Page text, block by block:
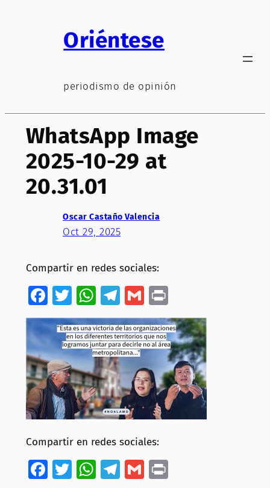
Oriéntese
periodismo de opinión
WhatsApp Image
2025-10-29 at
20.31.01
Oscar Castaño Valencia
Oct 29, 2025
Compartir en redes sociales:
Facebook
Twitter
WhatsApp
Telegram
GmailPrint
Compartir en redes sociales:
Facebook
Twitter
WhatsApp
Telegram
GmailPrint